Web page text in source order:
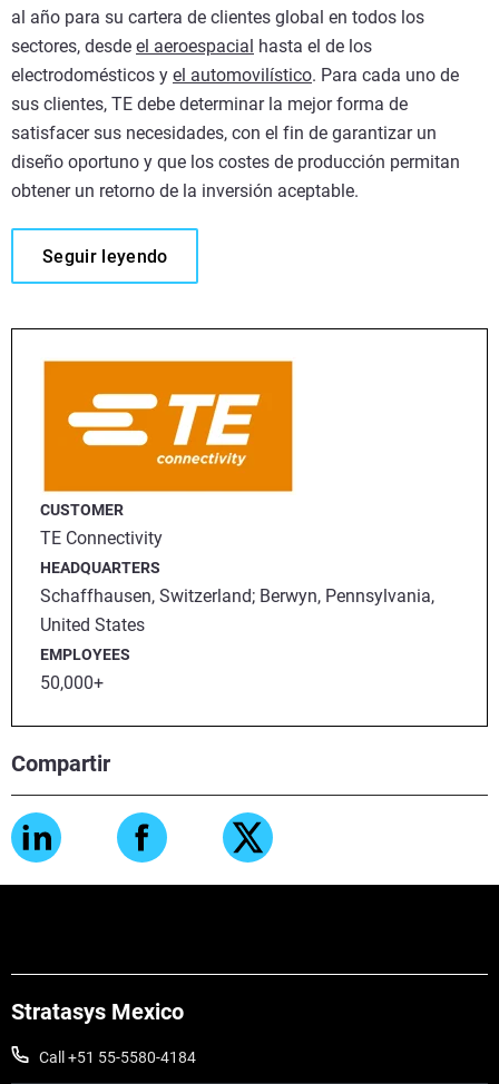
CUSTOMER
TE Connectivity
HEADQUARTERS
Schaffhausen, Switzerland; Berwyn, Pennsylvania,
United States
EMPLOYEES
50,000+
Compartir
al año para su cartera de clientes global en todos los
sectores, desde el aeroespacial hasta el de los
electrodomésticos y el automovilístico. Para cada uno de
sus clientes, TE debe determinar la mejor forma de
satisfacer sus necesidades, con el fin de garantizar un
diseño oportuno y que los costes de producción permitan
obtener un retorno de la inversión aceptable.
Seguir leyendo
Stratasys Mexico
Call +51 55-5580-4184